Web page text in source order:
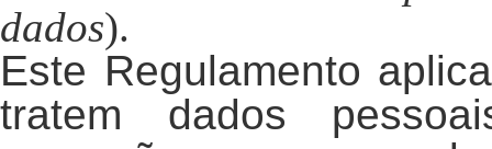
dados).
Este Regulamento
tratem dados